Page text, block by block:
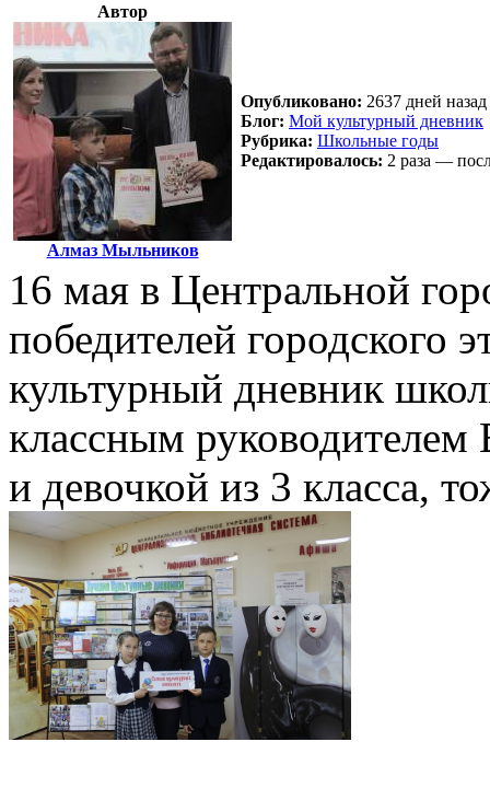
Автор
Алмаз Мыльников
Опубликовано: 2637 дней
Блог: Мой культурный дневник
Рубрика: Школьные годы
Редактировалось: 2 раза —
16 мая в Центральной
победителей городского
культурный дневник
классным
и девочкой из 3 класса,